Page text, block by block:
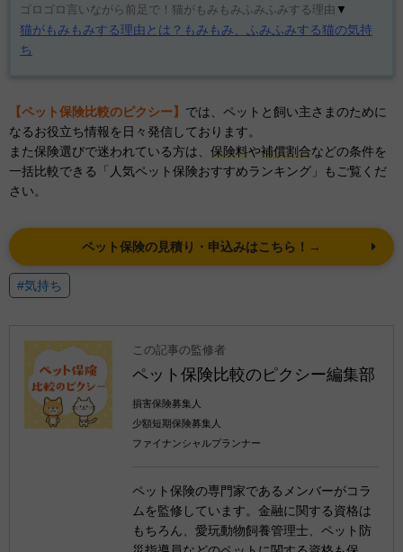
ゴロゴロ言いながら前足で！猫がもみもみふみふみする理由 ▼
猫がもみもみする理由とは？もみもみ、ふみふみする猫の気持
ち
【ペット保険比較のピクシー】 では、ペットと飼い主さまのために
なるお役立ち情報を日々発信しております。
また保険選びで迷われている方は、 保険料や補償割合などの条件を
一括比較できる「人気ペット保険おすすめランキング」もご覧くだ
さい。
ペット保険の見積り・申込みはこちら！→
#気持ち
この記事の監修者
ペット保険比較のピクシー編集部
損害保険募集人
少額短期保険募集人
ファイナンシャルプランナー
ペット保険の専門家であるメンバーがコラ
ムを監修しています。金融に関する資格は
もちろん、愛玩動物飼養管理士、ペット防